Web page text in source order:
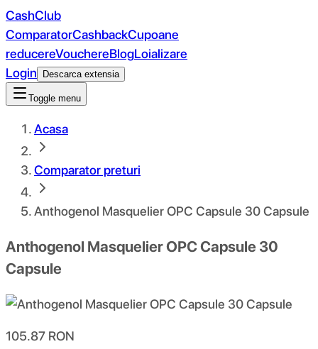
CashClub
ComparatorCashbackCupoane
reducereVouchereBlogLoializare
Login
Descarca extensia
Toggle menu
Acasa
Comparator preturi
Anthogenol Masquelier OPC Capsule 30 Capsule
Anthogenol Masquelier OPC Capsule 30
Capsule
105.87 RON